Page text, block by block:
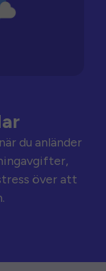
du anländer
över att